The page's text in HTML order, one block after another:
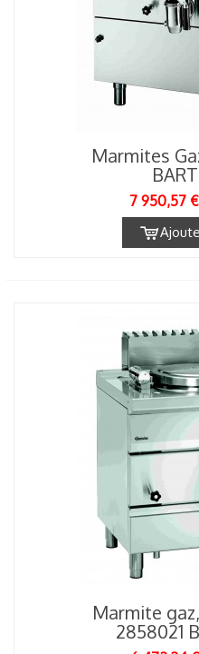
Marmites
7 950,57 €
Marmite
2858021